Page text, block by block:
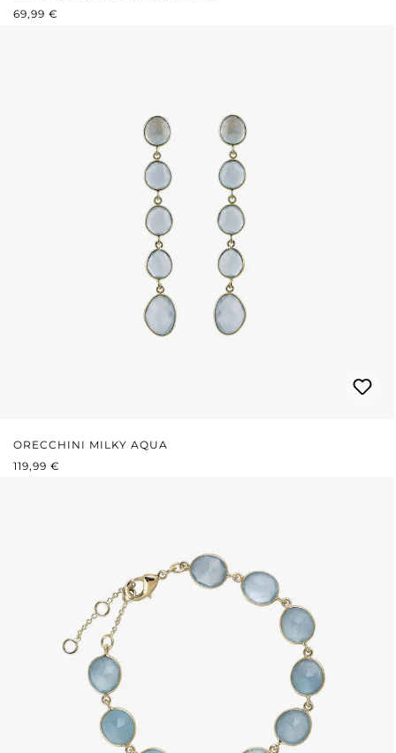
PREZZO NORMALE:
69,99 €
ORECCHINI MILKY AQUA
PREZZO NORMALE:
119,99 €